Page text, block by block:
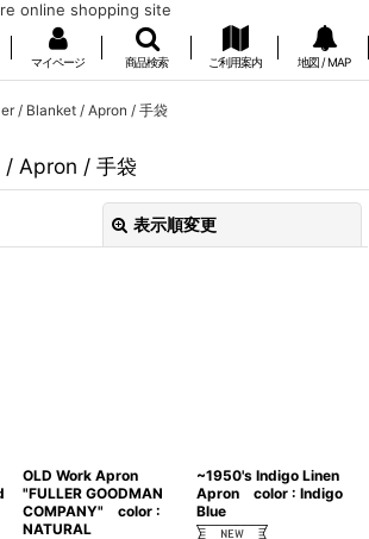
online shopping site
マイページ 商品検索 ご利用案内 地図 / MAP
/ Blanket / Apron / 手袋
Apron / 手袋
表示順変更
OLD Work Apron
"FULLER GOODMAN
COMPANY" color :
NATURAL
~1950's Indigo Linen
Apron color : Indigo
Blue